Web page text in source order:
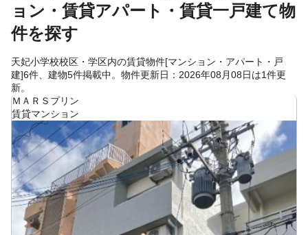
ョン・賃貸アパート・賃貸一戸建て物
件を探す
天妃小学校校区・学区内の賃貸物件[マンション・アパート・戸
建]6件、建物5件掲載中。物件更新日：2026年08月08日は1件更
新。
ＭＡＲＳプリン
賃貸マンション